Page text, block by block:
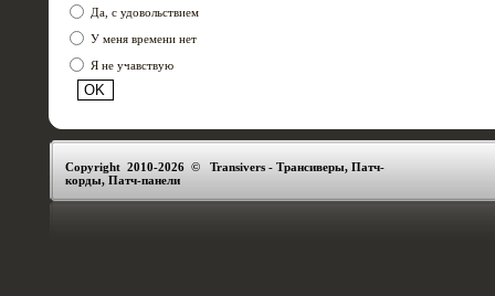
Да, с удовольствием
У меня времени нет
Я не учавствую
Copyright 2010-2026 © Transivers - Трансиверы, Патч-
корды, Патч-панели